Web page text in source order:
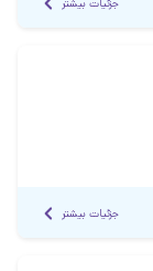
جزئیات بیشتر
جزئیات بیشتر